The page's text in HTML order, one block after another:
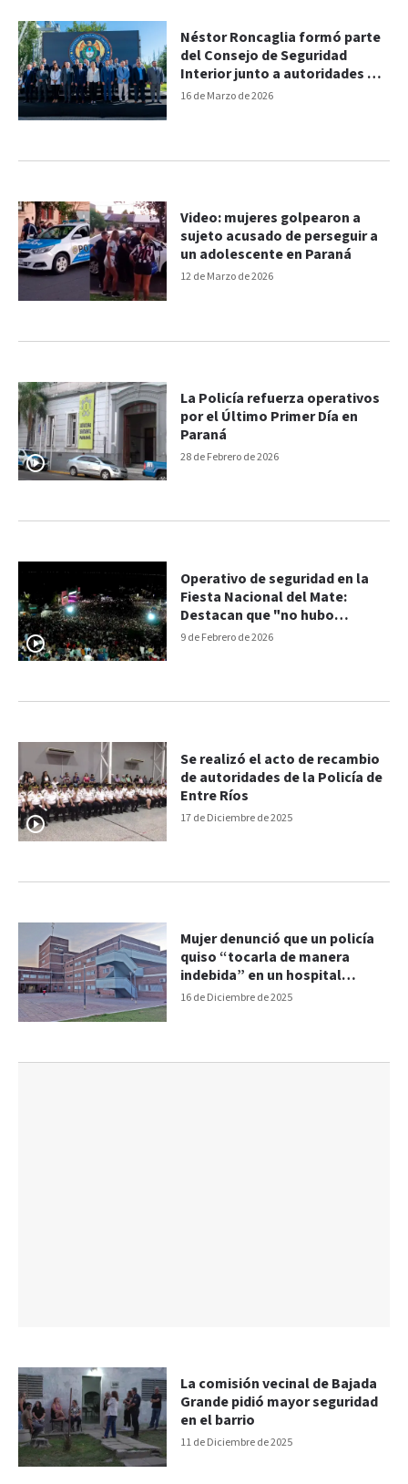
16 de Marzo de 2026
Néstor Roncaglia formó parte
del Consejo de Seguridad
Interior junto a autoridades de
todo el país
12 de Marzo de 2026
Video: mujeres golpearon a
sujeto acusado de perseguir a
un adolescente en Paraná
28 de Febrero de 2026
La Policía refuerza operativos
por el Último Primer Día en
Paraná
9 de Febrero de 2026
Operativo de seguridad en la
Fiesta Nacional del Mate:
Destacan que "no hubo
incidentes ni problemas"
17 de Diciembre de 2025
Se realizó el acto de recambio
de autoridades de la Policía de
Entre Ríos
16 de Diciembre de 2025
Mujer denunció que un policía
quiso “tocarla de manera
indebida” en un hospital
entrerriano
11 de Diciembre de 2025
La comisión vecinal de Bajada
Grande pidió mayor seguridad
en el barrio